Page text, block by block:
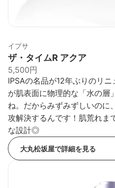
イプサ
ザ・タイムR アクア
5,500円
IPSAの名品が12年ぶりのリ
が肌表面に物理的な「水の層
ね。だからみずみずしいのに
攻解決するんです！肌荒れま
な設計◎
大丸松坂屋で詳細を見る